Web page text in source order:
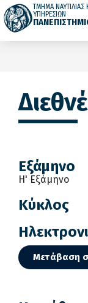
ΤΜΗΜΑ ΝΑΥΤΙΛΙΑΣ
ΥΠΗΡΕΣΙΩΝ
Εξάμηνο
Η' Εξάμηνο
Κύκλος
Μετάβαση